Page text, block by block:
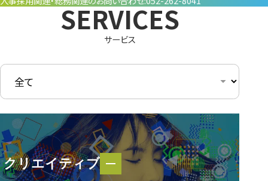
サービス
クリエイティブ
クリエイティブ